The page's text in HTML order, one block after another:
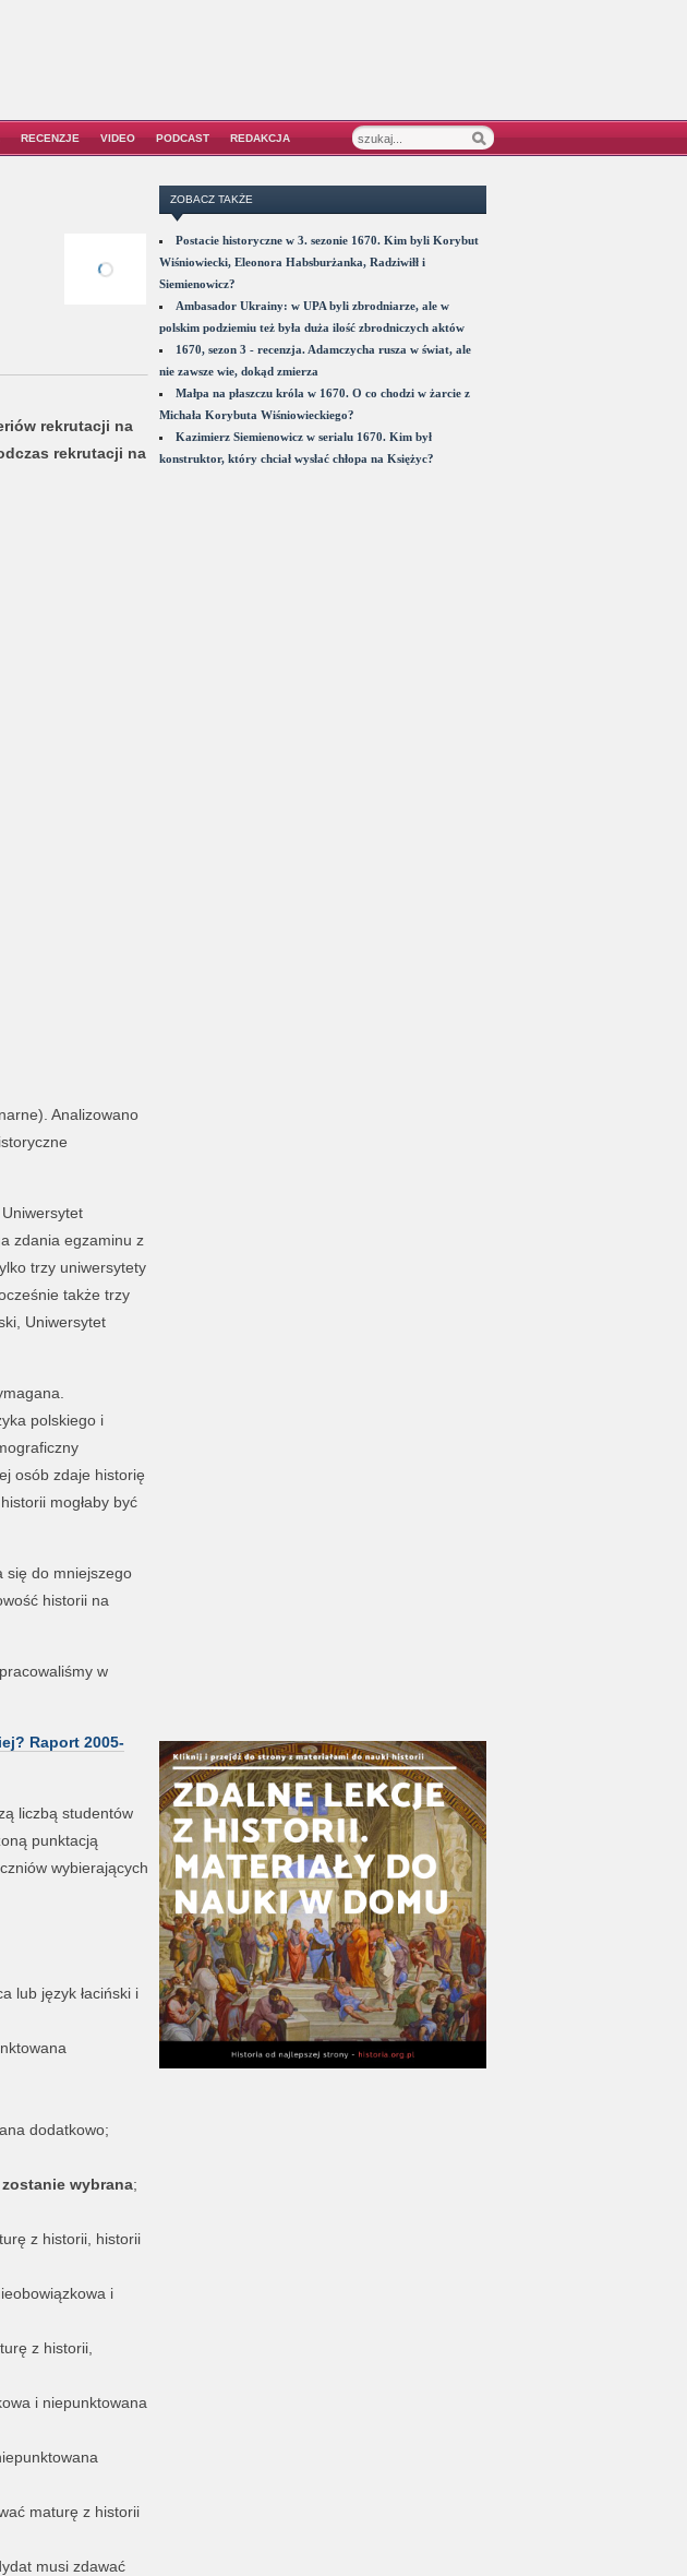
RECENZJE VIDEO PODCAST REDAKCJA
rekrutacji na
rekrutacji na
Analizowano
zdania egzaminu z
trzy uniwersytety
także trzy
Uniwersytet
polskiego i
osób zdaje historię
mogłaby być
się do mniejszego
historii na
w
Raport 2005-
liczbą studentów
punktacją
wybierających
lub język łaciński i
dodatkowo;
wybrana;
z historii, historii
i
z historii,
i niepunktowana
maturę z historii
musi zdawać
ZOBACZ TAKŻE
Postacie historyczne w 3. sezonie 1670. Kim byli Korybut
Wiśniowiecki, Eleonora Habsburżanka, Radziwiłł i
Siemienowicz?
Ambasador Ukrainy: w UPA byli zbrodniarze, ale w
polskim podziemiu też była duża ilość zbrodniczych aktów
1670, sezon 3 - recenzja. Adamczycha rusza w świat, ale
nie zawsze wie, dokąd zmierza
Małpa na płaszczu króla w 1670. O co chodzi w żarcie z
Michała Korybuta Wiśniowieckiego?
Kazimierz Siemienowicz w serialu 1670. Kim był
konstruktor, który chciał wysłać chłopa na Księżyc?